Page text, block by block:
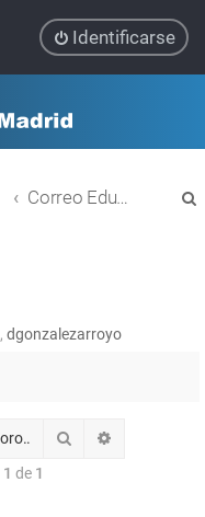
Identificarse
Correo EducaMadrid
, dgonzalezarroyo
Buscar
1 de 1